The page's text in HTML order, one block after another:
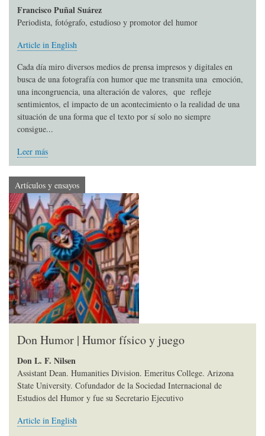
Francisco Puñal Suárez
Periodista, fotógrafo, estudioso y promotor del humor
Article in English
Cada día miro diversos medios de prensa impresos y digitales en
busca de una fotografía con humor que me transmita una emoción,
una incongruencia, una alteración de valores, que refleje
sentimientos, el impacto de un acontecimiento o la realidad de una
situación de una forma que el texto por sí solo no siempre
consigue...
Leer más
Artículos y ensayos
Don Humor | Humor físico y juego
Don L. F. Nilsen
Assistant Dean. Humanities Division. Emeritus College. Arizona
State University. Cofundador de la Sociedad Internacional de
Estudios del Humor y fue su Secretario Ejecutivo
Article in English